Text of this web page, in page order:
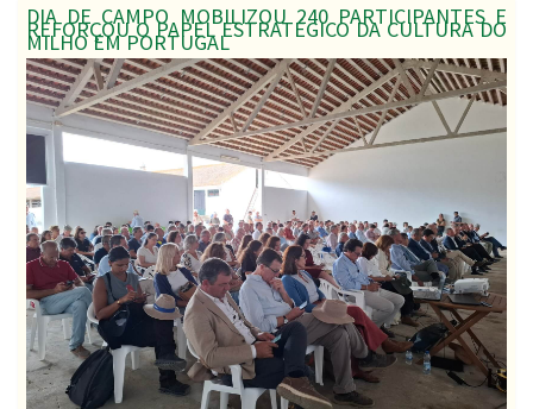
DIA DE CAMPO MOBILIZOU 240 PARTICIPANTES E
REFORÇOU O PAPEL ESTRATÉGICO DA CULTURA DO
MILHO EM PORTUGAL